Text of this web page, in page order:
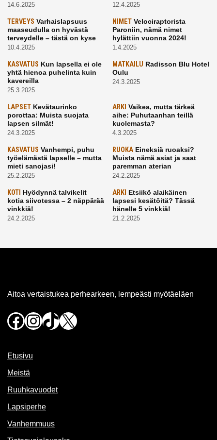
14.6.2025 12.4.2025
TERVEYS Varhaislapsuus
maaseudulla on hyvästä
terveydelle – tästä on kyse
10.4.2025
NIMETVelociraptorista
Paroniin, nämä nimet
hylättiin vuonna 2024!
1.4.2025
KASVATUS Kun lapsella ei ole
yhtä hienoa puhelinta kuin
kavereilla
25.3.2025
MATKAILU Radisson Blu Hotel
Oulu
24.3.2025
LAPSET Kevätaurinko
porottaa: Muista suojata
lapsen silmät!
24.3.2025
ARKI Vaikea, mutta tärkeä
aihe: Puhutaanhan teillä
kuolemasta?
4.3.2025
KASVATUS Vanhempi, puhu
työelämästä lapselle – mutta
mieti sanojasi!
25.2.2025
RUOKAEineksiä ruoaksi?
Muista nämä asiat ja saat
paremman aterian
24.2.2025
KOTI Hyödynnä talvikelit
kotia siivotessa – 2 näppärää
vinkkiä!
24.2.2025
ARKI Etsiikö alaikäinen
lapsesi kesätöitä? Tässä
hänelle 5 vinkkiä!
21.2.2025
Aitoa vertaistukea perhearkeen, lempeästi myötäeläen
Facebook
Instagram
TikTok
X
Etusivu
Meistä
Ruuhkavuodet
Lapsiperhe
Vanhemmuus